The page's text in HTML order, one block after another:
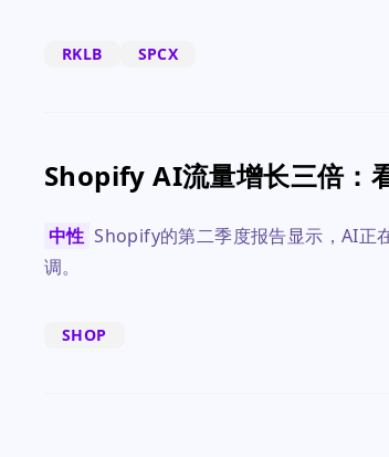
RKLB SPCX
Shopify AI流量增长三倍：
中性 Shopify的第二季度报告显示，AI正
调。
SHOP